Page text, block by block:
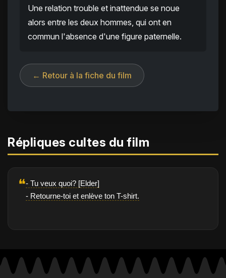
Une relation trouble et inattendue se noue
alors entre les deux hommes, qui ont en
commun l'absence d'une figure paternelle.
← Retour à la fiche du film
Répliques cultes du film
❝- Tu veux quoi? [Elder]
- Retourne-toi et enlève ton T-shirt.